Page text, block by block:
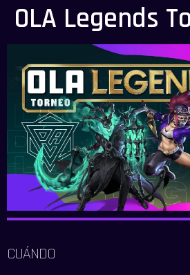
OLA Legends
CUÁNDO